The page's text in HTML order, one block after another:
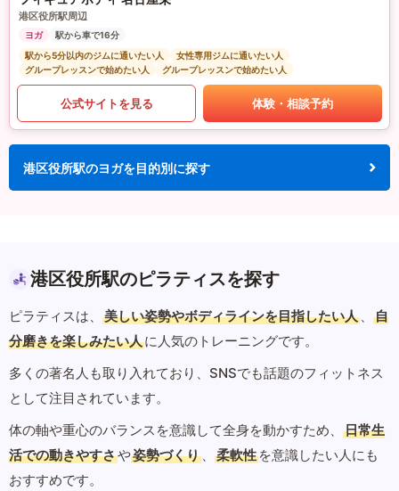
港区役所駅周辺
ヨガ
駅から車で16分
駅から5分以内のジムに通いたい人
女性専用ジムに通いたい人
グループレッスンで始めたい人
グループレッスンで始めたい人
公式サイトを見る 体験・相談予約
港区役所駅のヨガを目的別に探す
港区役所駅のピラティスを探す
ピラティスは、 美しい姿勢やボディラインを目指したい人 、
自
分磨きを楽しみたい人に人気のトレーニングです。
多くの著名人も取り入れており、SNSでも話題のフィットネス
として注目されています。
体の軸や重心のバランスを意識して全身を動かすため、
日常生
活での動きやすさや姿勢づくり 、 柔軟性 を意識したい人にも
おすすめです。